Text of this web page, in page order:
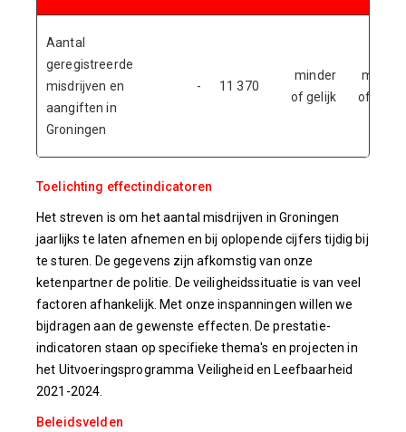
Aantal
geregistreerde
misdrijven en
aangiften in
Groningen
- 11 370
minder
of gelijk
minder
of gelijk
Toelichting effectindicatoren
Het streven is om het aantal misdrijven in Groningen
jaarlijks te laten afnemen en bij oplopende cijfers tijdig bij
te sturen. De gegevens zijn afkomstig van onze
ketenpartner de politie. De veiligheidssituatie is van veel
factoren afhankelijk. Met onze inspanningen willen we
bijdragen aan de gewenste effecten. De prestatie-
indicatoren staan op specifieke thema's en projecten in
het Uitvoeringsprogramma Veiligheid en Leefbaarheid
2021-2024.
Beleidsvelden